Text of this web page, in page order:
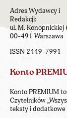
Adres Wydawcy i
Redakcji:
ul. M. Konopnickiej
00-491 Warszawa
ISSN 2449-7991
Konto
Konto PREMIUM
Czytelników
teksty i dodatkowe